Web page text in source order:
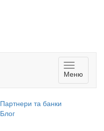
Toggle
Меню
Партнери та банки
Блог